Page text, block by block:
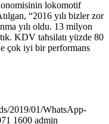
lokomotif
“2016 yılı bizler zor
yılı oldu. 13 milyon
KDV tahsilatı yüzde 80
çok iyi bir performans
2019/01/WhatsApp-
1600 admin